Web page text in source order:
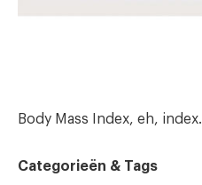
Body Mass Index, eh, index.
Categorieën & Tags